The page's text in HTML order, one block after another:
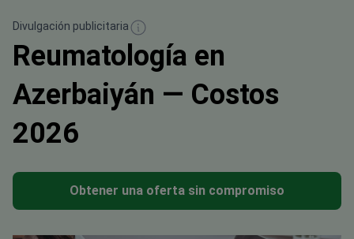
Divulgación publicitaria
Reumatología en
Azerbaiyán — Costos
2026
Obtener una oferta sin compromiso